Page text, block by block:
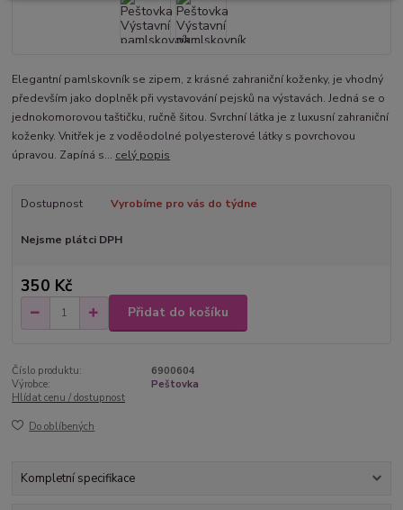
Elegantní pamlskovník se zipem, z krásné zahraniční koženky, je vhodný
především jako doplněk při vystavování pejsků na výstavách. Jedná se o
jednokomorovou taštičku, ručně šitou. Svrchní látka je z luxusní zahraniční
koženky. Vnitřek je z voděodolné polyesterové látky s povrchovou
úpravou. Zapíná s... celý popis
Dostupnost Vyrobíme pro vás do týdne
Nejsme plátci DPH
350 Kč
Přidat do košíku
Číslo produktu:
6900604
Výrobce:
Peštovka
Hlídat cenu / dostupnost
Do oblíbených
Kompletní specifikace